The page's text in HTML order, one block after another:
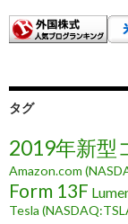
タグ
2019年新型
Amazon.com
Form 13F
Tesla